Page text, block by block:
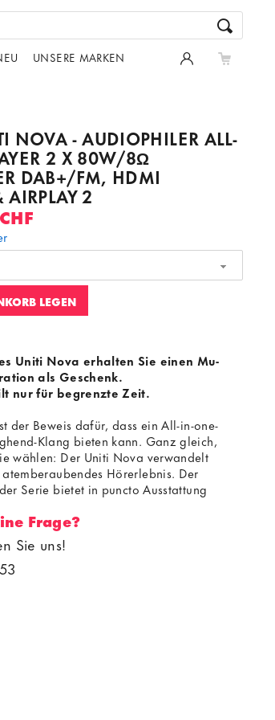
UNSERE MARKEN
NOVA - AUDIOPHILER ALL-
2 X 80W/8Ω
DAB+/FM, HDMI
2
LEGEN
Uniti Nova erhalten Sie einen Mu-
als Geschenk.
nur für begrenzte Zeit.
der Beweis dafür, dass ein All-in-one-
Klang bieten kann. Ganz gleich,
wählen: Der Uniti Nova verwandelt
Hörerlebnis. Der
Serie bietet in puncto Ausstattung
So wurde das verfügbare
für eine Class-A/B-Verstärkerstufe mit
genutzt, die selbst die
Lautsprecher adäquat ansteuert und
Frage?
Sie uns!